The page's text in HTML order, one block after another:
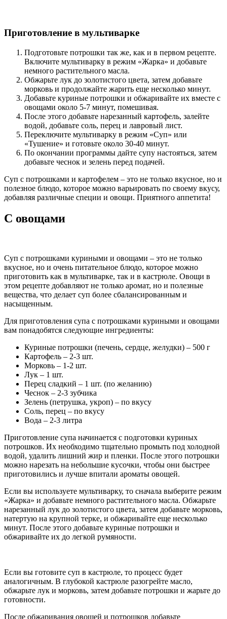
Приготовление в мультиварке
Подготовьте потрошки так же, как и в первом рецепте.
Включите мультиварку в режим «Жарка» и добавьте
немного растительного масла.
Обжарьте лук до золотистого цвета, затем добавьте
морковь и продолжайте жарить еще несколько минут.
Добавьте куриные потрошки и обжаривайте их вместе с
овощами около 5-7 минут, помешивая.
После этого добавьте нарезанный картофель, залейте
водой, добавьте соль, перец и лавровый лист.
Переключите мультиварку в режим «Суп» или
«Тушение» и готовьте около 30-40 минут.
По окончании программы дайте супу настояться, затем
добавьте чеснок и зелень перед подачей.
Суп с потрошками и картофелем – это не только вкусное, но и
полезное блюдо, которое можно варьировать по своему вкусу,
добавляя различные специи и овощи. Приятного аппетита!
С овощами
Суп с потрошками куриными и овощами – это не только
вкусное, но и очень питательное блюдо, которое можно
приготовить как в мультиварке, так и в кастрюле. Овощи в
этом рецепте добавляют не только аромат, но и полезные
вещества, что делает суп более сбалансированным и
насыщенным.
Для приготовления супа с потрошками куриными и овощами
вам понадобятся следующие ингредиенты:
Куриные потрошки (печень, сердце, желудки) – 500 г
Картофель – 2-3 шт.
Морковь – 1-2 шт.
Лук – 1 шт.
Перец сладкий – 1 шт. (по желанию)
Чеснок – 2-3 зубчика
Зелень (петрушка, укроп) – по вкусу
Соль, перец – по вкусу
Вода – 2-3 литра
Приготовление супа начинается с подготовки куриных
потрошков. Их необходимо тщательно промыть под холодной
водой, удалить лишний жир и пленки. После этого потрошки
можно нарезать на небольшие кусочки, чтобы они быстрее
приготовились и лучше впитали ароматы овощей.
Если вы используете мультиварку, то сначала выберите режим
«Жарка» и добавьте немного растительного масла. Обжарьте
нарезанный лук до золотистого цвета, затем добавьте морковь,
натертую на крупной терке, и обжаривайте еще несколько
минут. После этого добавьте куриные потрошки и
обжаривайте их до легкой румяности.
Если вы готовите суп в кастрюле, то процесс будет
аналогичным. В глубокой кастрюле разогрейте масло,
обжарьте лук и морковь, затем добавьте потрошки и жарьте до
готовности.
После обжаривания овощей и потрошков добавьте